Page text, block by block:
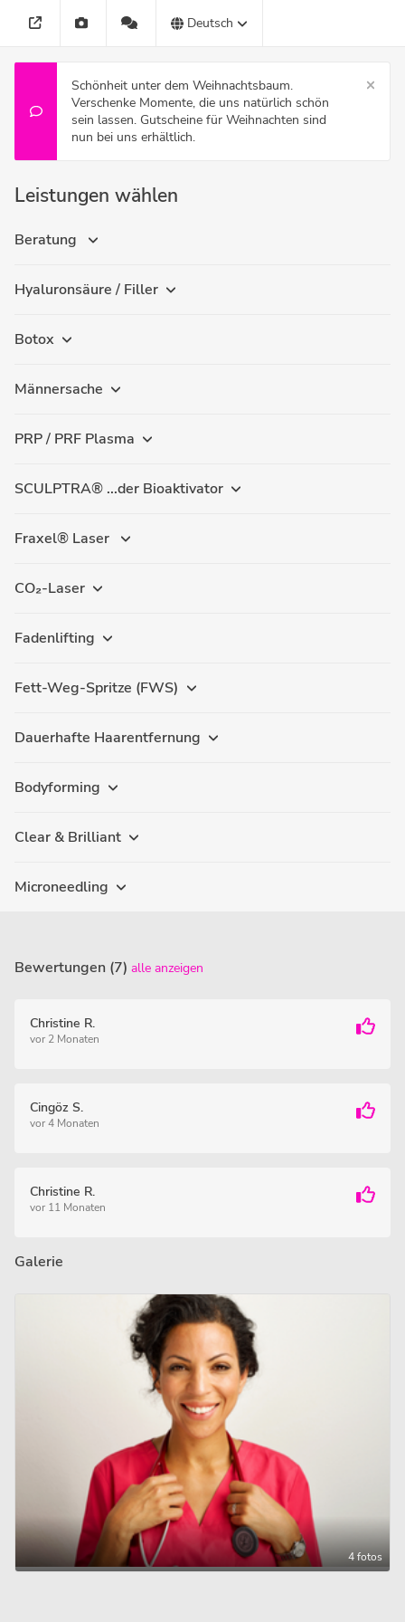
Deutsch
Schönheit unter dem Weihnachtsbaum.
Verschenke Momente, die uns natürlich schön
sein lassen. Gutscheine für Weihnachten sind
nun bei uns erhältlich.
Leistungen wählen
Beratung
Hyaluronsäure / Filler
Botox
Männersache
PRP / PRF Plasma
SCULPTRA® ...der Bioaktivator
Fraxel® Laser
CO₂-Laser
Fadenlifting
Fett-Weg-Spritze (FWS)
Dauerhafte Haarentfernung
Bodyforming
Clear & Brilliant
Microneedling
Bewertungen (7) alle anzeigen
Christine R.
vor 2 Monaten
Cingöz S.
vor 4 Monaten
Christine R.
vor 11 Monaten
Galerie
4 fotos